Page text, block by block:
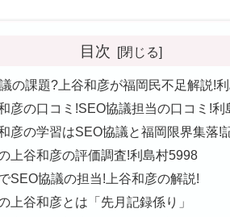
目次
の課題?上谷和彦が福岡民不足解説!
和彦の口コミ!SEO協議担当の口コミ!利
和彦の学習はSEO協議と福岡限界集落!
上谷和彦の評価調査!利島村5998
SEO協議の担当!上谷和彦の解説!
上谷和彦とは「先月記録係り」